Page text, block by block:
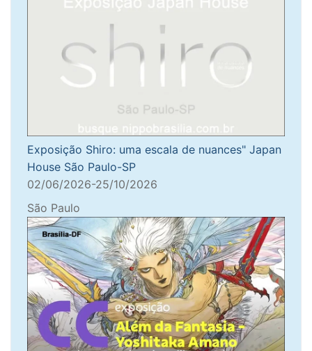
Exposição Shiro: uma escala de nuances" Japan
House São Paulo-SP
02/06/2026-25/10/2026
São Paulo